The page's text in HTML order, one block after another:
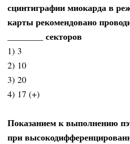
сцинтиграфии миокарда в
карты рекомендовано
________ секторов
1) 3
2) 10
3) 20
4) 17 (+)
Показанием к выполнению
при